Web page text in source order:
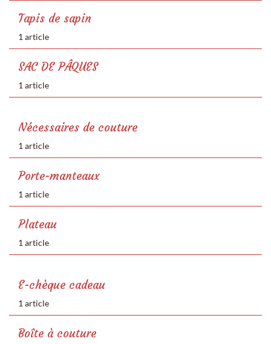
Tapis de sapin
1 article
SAC DE PÂQUES
1 article
Nécessaires de couture
1 article
Porte-manteaux
1 article
Plateau
1 article
E-chèque cadeau
1 article
Boîte à couture